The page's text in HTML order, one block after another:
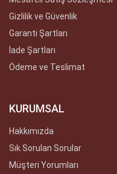
Gizlilik ve Güvenlik
Garanti Şartları
İade Şartları
Ödeme ve Teslimat
KURUMSAL
Hakkımızda
Sık Sorulan Sorular
Müşteri Yorumları